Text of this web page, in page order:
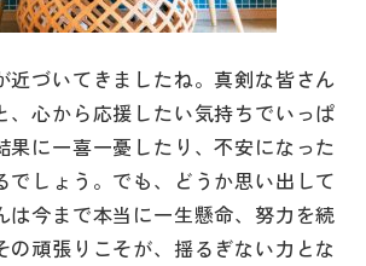
づいてきましたね。真剣な皆さん
、心から応援したい気持ちでいっぱ
果に一喜一憂したり、不安になった
でしょう。でも、どうか思い出して
は今まで本当に一生懸命、努力を続
の頑張りこそが、揺るぎない力とな